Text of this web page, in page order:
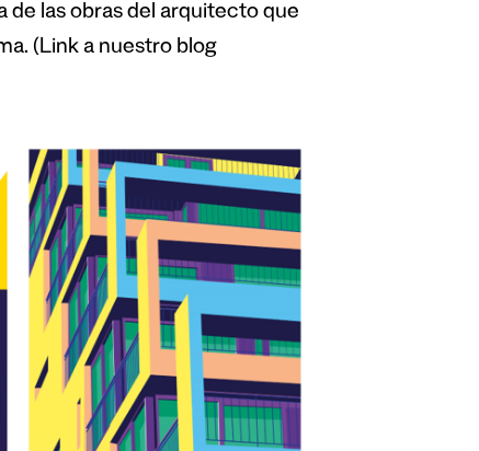
de las obras del arquitecto que
(Link a nuestro blog